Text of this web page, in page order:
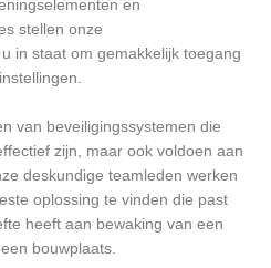
en
stellen onze
in staat om gemakkelijk toegang
van beveiligingssystemen die
zijn, maar ook voldoen aan
deskundige teamleden werken
oplossing te vinden die past
heeft aan bewaking van een
bouwplaats.